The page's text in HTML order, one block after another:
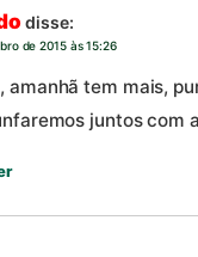
disse:
de 2015 às 15:26
amanhã tem mais,
juntos com